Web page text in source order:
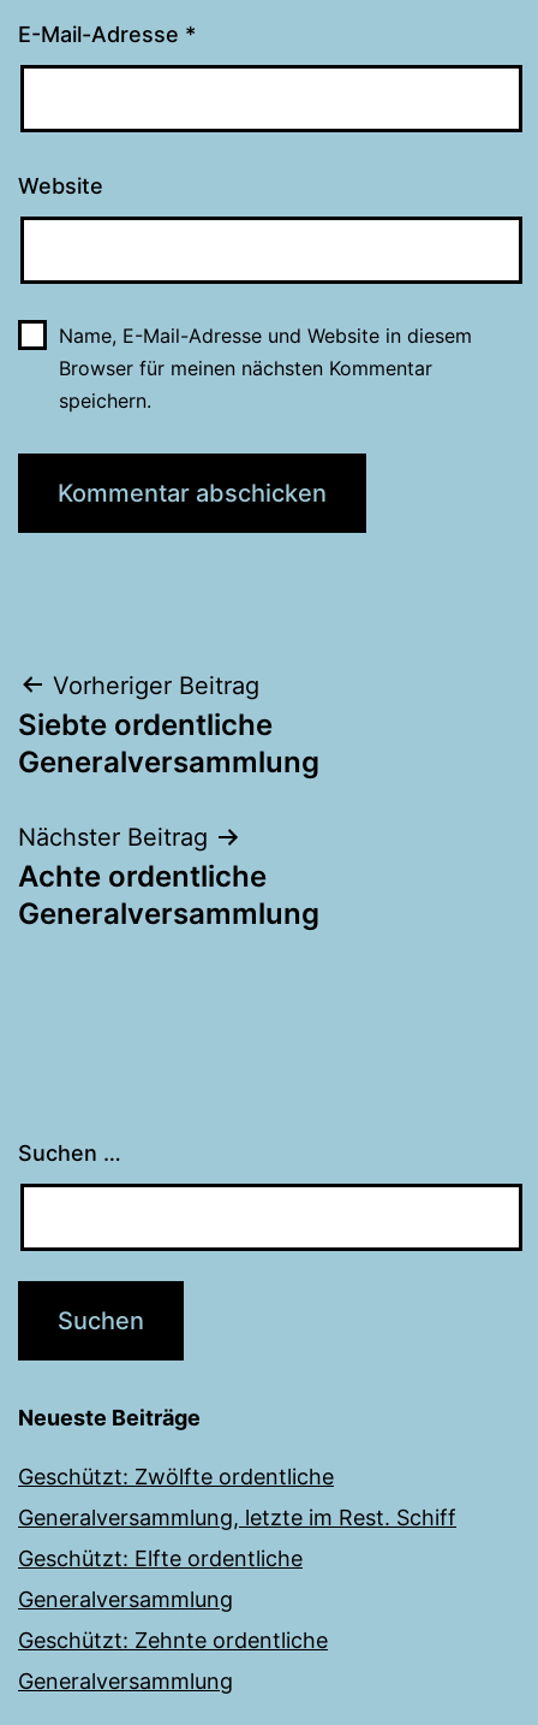
E-Mail-Adresse *
Website
Name, E-Mail-Adresse und Website in diesem
Browser für meinen nächsten Kommentar
speichern.
Beitragsnavigation
Vorheriger Beitrag
Siebte ordentliche
Generalversammlung
Nächster Beitrag
Achte ordentliche
Generalversammlung
Suchen …
Neueste Beiträge
Geschützt: Zwölfte ordentliche
Generalversammlung, letzte im Rest. Schiff
Geschützt: Elfte ordentliche
Generalversammlung
Geschützt: Zehnte ordentliche
Generalversammlung